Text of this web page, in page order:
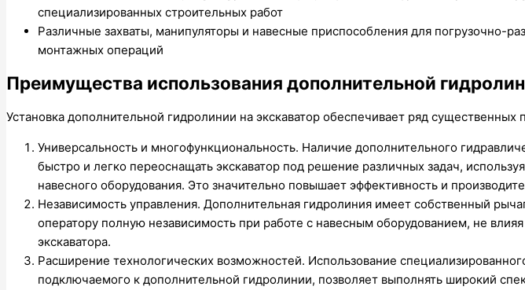
специализированных строительных работ
Различные захваты, манипуляторы и навесные приспособления для погрузочно-
монтажных операций
Преимущества использования дополнительной
Установка дополнительной гидролинии на экскаватор обеспечивает ряд существенных
Универсальность и многофункциональность. Наличие дополнительного
быстро и легко переоснащать экскаватор под решение различных задач,
навесного оборудования. Это значительно повышает эффективность и
Независимость управления. Дополнительная гидролиния имеет собственный
оператору полную независимость при работе с навесным оборудованием, не
экскаватора.
Расширение технологических возможностей. Использование
подключаемого к дополнительной гидролинии, позволяет выполнять широкий